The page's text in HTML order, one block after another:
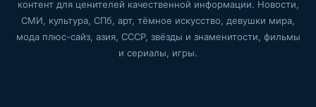
контент для ценителей качественной информации. Новости,
СМИ, культура, СПб, арт, тёмное искусство, девушки мира,
мода плюс-сайз, азия, СССР, звёзды и знаменитости, фильмы
и сериалы, игры.